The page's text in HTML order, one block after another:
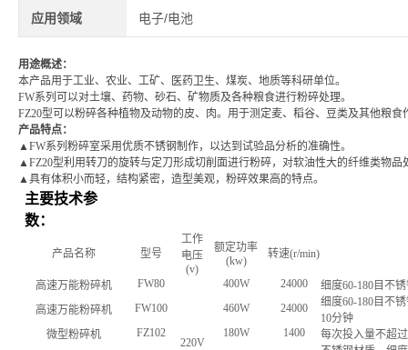
应用领域 电子/电池
用途概述：
本产品用于工业、农业、工矿、医药卫生、煤炭、地质等科研单位。
FW系列可以对土壤、药物、砂石、矿物质及各种粮食进行粉碎处理。
FZ20型可以粉碎各种植物及动物的皮、肉。用于测定麦、稻谷、豆类及其他粮
产品特点：
▲FW系列粉碎室采用优质不锈钢制作，以达到试验品分析的准确性。
▲FZ20型利用转刀的旋转与定刀形成切削面进行粉碎，对软油性大的纤维类物
▲具有体积小而轻，结构紧密，造型美观，粉碎效果高的特点。
主要技术参
数：
产品名称 型号
工作
电压
(v)
额定功率
(kw)
转速(r/min)
高速万能粉碎机 FW80
220V
400W 24000 细度60-180目不
高速万能粉碎机
FW100 460W 24000 细度60-180目不
10分钟
微型粉碎机
FZ102 180W 1400
每次投入量不超过